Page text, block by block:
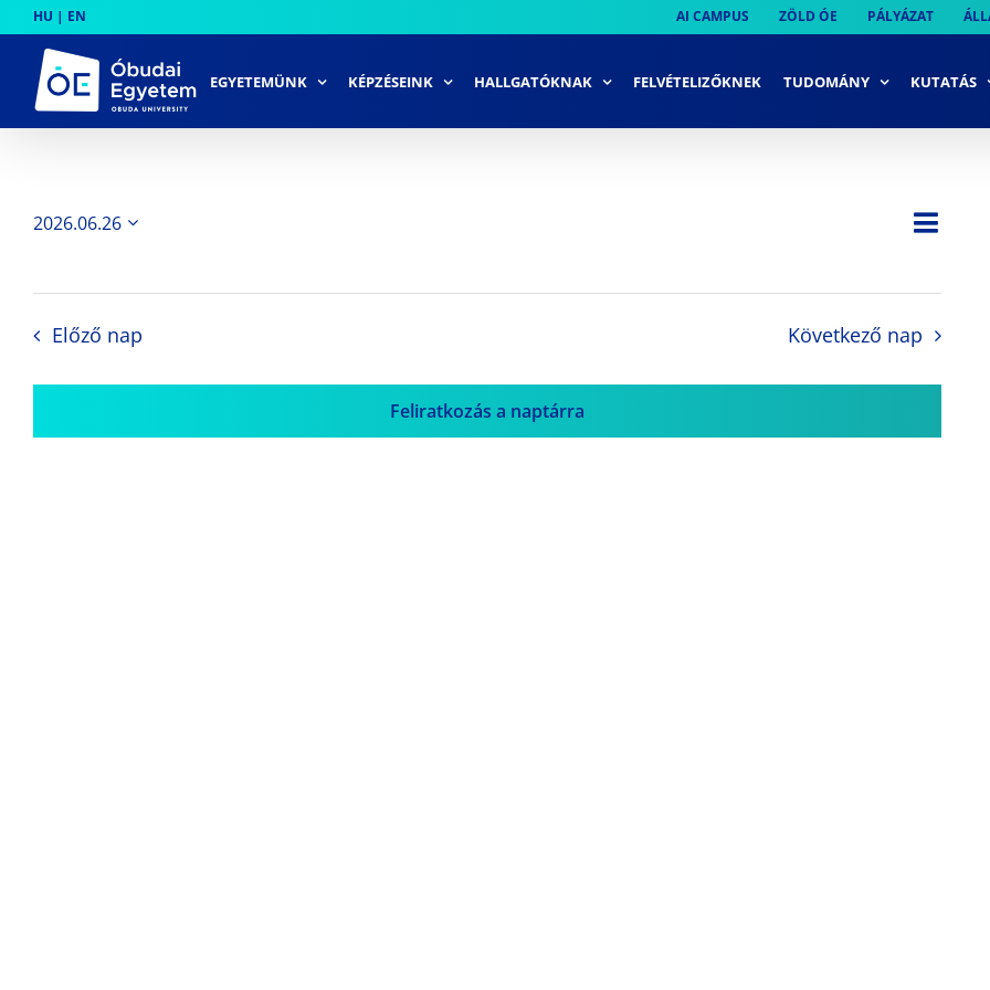
to
content
HU | EN AI CAMPUS ZÖLD ÓE PÁLYÁZAT
EGYETEMÜNK KÉPZÉSEINK HALLGATÓKNAK FELVÉTELIZŐKNEK TUDOMÁNY KUTATÁS
Nap
2026.06.26
Előző nap Következő nap
Feliratkozás a naptárra